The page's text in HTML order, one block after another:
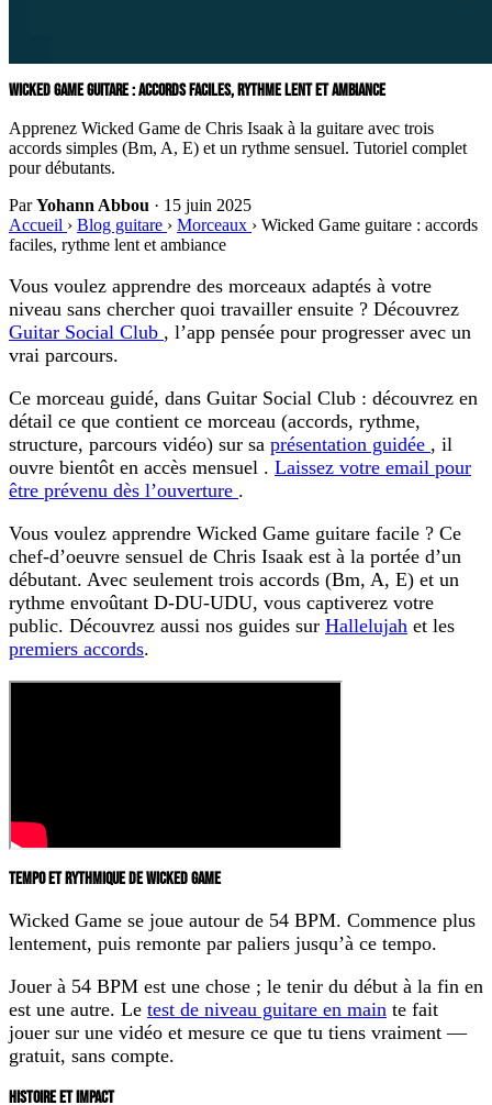
WICKED GAME GUITARE : ACCORDS FACILES, RYTHME LENT ET AMBIANCE
Apprenez Wicked Game de Chris Isaak à la guitare avec trois
accords simples (Bm, A, E) et un rythme sensuel. Tutoriel complet
pour débutants.
ParYohann Abbou · 15 juin 2025
Accueil › Blog guitare › Morceaux › Wicked Game guitare : accords
faciles, rythme lent et ambiance
Vous voulez apprendre des morceaux adaptés à votre
niveau sans chercher quoi travailler ensuite ? Découvrez
Guitar Social Club , l’app pensée pour progresser avec un
vrai parcours.
Ce morceau guidé, dans Guitar Social Club : découvrez en
détail ce que contient ce morceau (accords, rythme,
structure, parcours vidéo) sur sa présentation guidée , il
ouvre bientôt en accès mensuel . Laissez votre email pour
être prévenu dès l’ouverture .
Vous voulez apprendre Wicked Game guitare facile ? Ce
chef-d’oeuvre sensuel de Chris Isaak est à la portée d’un
débutant. Avec seulement trois accords (Bm, A, E) et un
rythme envoûtant D-DU-UDU, vous captiverez votre
public. Découvrez aussi nos guides sur Hallelujah et les
premiers accords.
TEMPO ET RYTHMIQUE DE WICKED GAME
Wicked Game se joue autour de 54 BPM. Commence plus
lentement, puis remonte par paliers jusqu’à ce tempo.
Jouer à 54 BPM est une chose ; le tenir du début à la fin en
est une autre. Le test de niveau guitare en main te fait
jouer sur une vidéo et mesure ce que tu tiens vraiment —
gratuit, sans compte.
HISTOIRE ET IMPACT